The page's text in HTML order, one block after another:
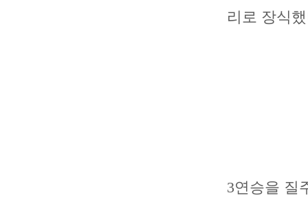
리로 장식
3연승을 질